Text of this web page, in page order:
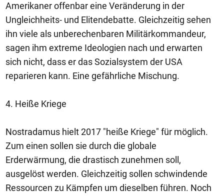
Amerikaner offenbar eine Veränderung in der
Ungleichheits- und Elitendebatte. Gleichzeitig sehen
ihn viele als unberechenbaren Militärkommandeur,
sagen ihm extreme Ideologien nach und erwarten
sich nicht, dass er das Sozialsystem der USA
reparieren kann. Eine gefährliche Mischung.
4. Heiße Kriege
Nostradamus hielt 2017 "heiße Kriege" für möglich.
Zum einen sollen sie durch die globale
Erderwärmung, die drastisch zunehmen soll,
ausgelöst werden. Gleichzeitig sollen schwindende
Ressourcen zu Kämpfen um dieselben führen. Noch